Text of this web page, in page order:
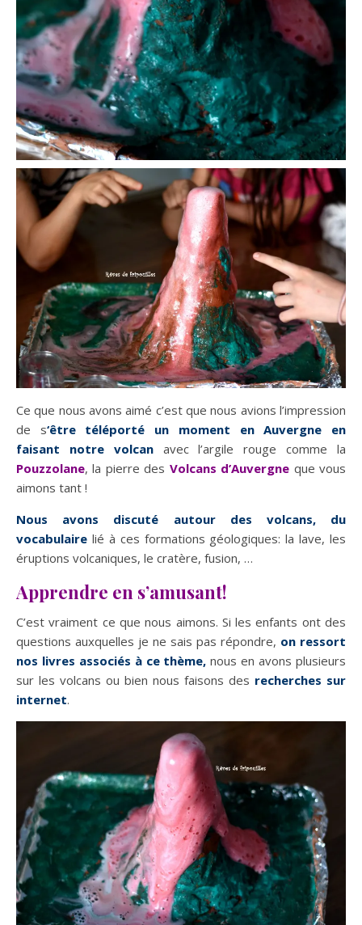
Ce que nous avons aimé c’est que nous avions l’impression
de s‘être téléporté un moment en Auvergne en
faisant notre volcanavec l’argile rouge comme la
Pouzzolane, la pierre des Volcans d’Auvergne que vous
aimons tant !
Nous avons discuté autour des volcans, du
vocabulaire lié à ces formations géologiques: la lave, les
éruptions volcaniques, le cratère, fusion, …
Apprendre en s’amusant!
C’est vraiment ce que nous aimons. Si les enfants ont des
questions auxquelles je ne sais pas répondre, on ressort
nos livres associés à ce thème, nous en avons plusieurs
sur les volcans ou bien nous faisons des recherches sur
internet.